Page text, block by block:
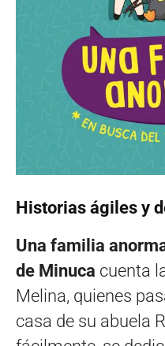
Historias ágiles y
Una familia
de Minuca cuenta
Melina, quienes
casa de su abuela